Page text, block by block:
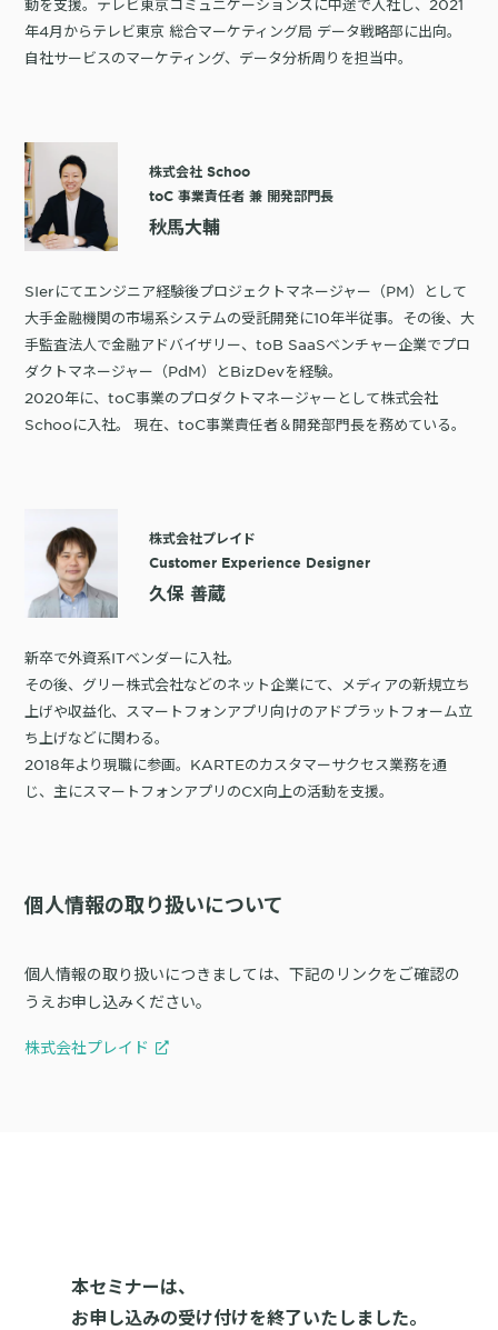
動を支援。テレビ東京コミュニケーションズに中途で入社し、2021
年4月からテレビ東京 総合マーケティング局 データ戦略部に出向。
自社サービスのマーケティング、データ分析周りを担当中。
株式会社 Schoo
toC 事業責任者 兼 開発部門長
秋馬大輔
SIerにてエンジニア経験後プロジェクトマネージャー（PM）として
大手金融機関の市場系システムの受託開発に10年半従事。その後、大
手監査法人で金融アドバイザリー、toB SaaSベンチャー企業でプロ
ダクトマネージャー（PdM）とBizDevを経験。
2020年に、toC事業のプロダクトマネージャーとして株式会社
Schooに入社。 現在、toC事業責任者＆開発部門長を務めている。
株式会社プレイド
Customer Experience Designer
久保 善蔵
新卒で外資系ITベンダーに入社。
その後、グリー株式会社などのネット企業にて、メディアの新規立ち
上げや収益化、スマートフォンアプリ向けのアドプラットフォーム立
ち上げなどに関わる。
2018年より現職に参画。KARTEのカスタマーサクセス業務を通
じ、主にスマートフォンアプリのCX向上の活動を支援。
個人情報の取り扱いについて
個人情報の取り扱いにつきましては、下記のリンクをご確認の
うえお申し込みください。
株式会社プレイド
本セミナーは、
お申し込みの受け付けを終了いたしました。